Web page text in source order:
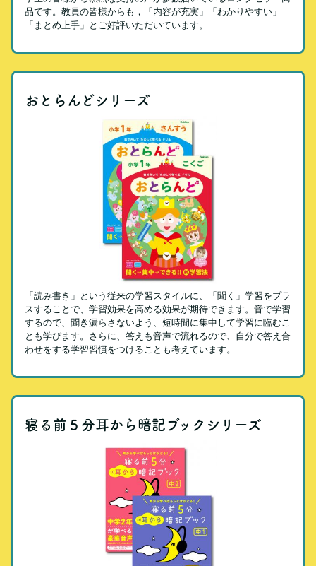
品です。教員の皆様からも，「内容が充実」「わかりやすい」
「まとめ上手」とご好評いただいています。
おとらんどシリーズ
「読み書き」という従来の学習スタイルに、「聞く」学習をプラ
スすることで、学習効果を高める効果が期待できます。音で学習
するので、聞き漏らさないよう、短時間に集中して学習に臨むこ
とも学びます。さらに、答えも音声で流れるので、自分で答え合
わせをする学習習慣をつけることも考えています。
寝る前５分耳から暗記ブックシリーズ